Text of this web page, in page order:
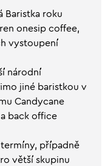
Baristka roku
onesip coffee,
vystoupení
národní
jiné baristkou v
Candycane
back office
případně
větší skupinu